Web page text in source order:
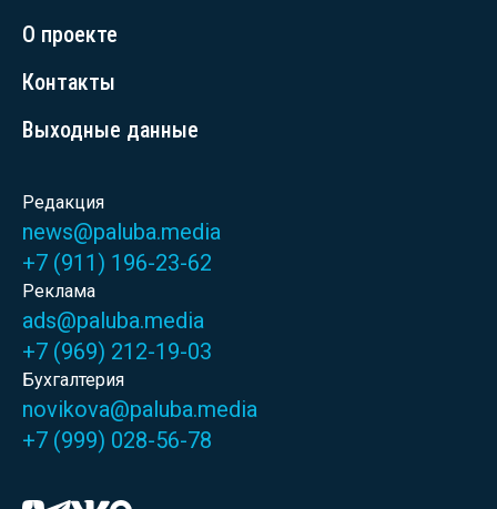
О проекте
Контакты
Выходные данные
Редакция
news@paluba.media
+7 (911) 196-23-62
Реклама
ads@paluba.media
+7 (969) 212-19-03
Бухгалтерия
novikova@paluba.media
+7 (999) 028-56-78